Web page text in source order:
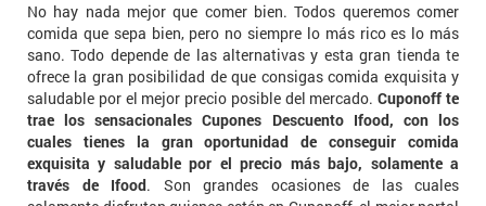
No hay nada mejor que comer bien. Todos queremos comer
comida que sepa bien, pero no siempre lo más rico es lo más
sano. Todo depende de las alternativas y esta gran tienda te
ofrece la gran posibilidad de que consigas comida exquisita y
saludable por el mejor precio posible del mercado.Cuponoff te
trae los sensacionales Cupones Descuento Ifood, con los
cuales tienes la gran oportunidad de conseguir comida
exquisita y saludable por el precio más bajo, solamente a
través de Ifood. Son grandes ocasiones de las cuales